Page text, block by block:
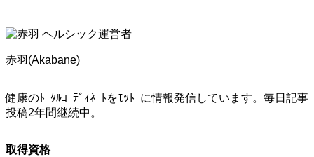
赤羽(Akabane)
健康のﾄｰﾀﾙｺｰﾃﾞｨﾈｰﾄをﾓｯﾄｰに情報発信しています。毎日記事
投稿2年間継続中。
取得資格